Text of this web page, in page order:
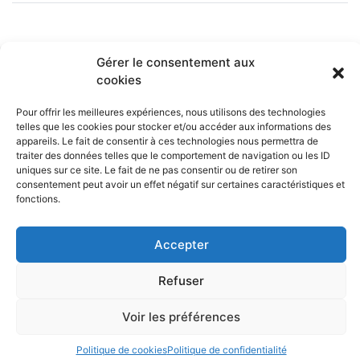
Gérer le consentement aux
cookies
Pour offrir les meilleures expériences, nous utilisons des technologies
telles que les cookies pour stocker et/ou accéder aux informations des
appareils. Le fait de consentir à ces technologies nous permettra de
traiter des données telles que le comportement de navigation ou les ID
uniques sur ce site. Le fait de ne pas consentir ou de retirer son
consentement peut avoir un effet négatif sur certaines caractéristiques et
fonctions.
Accepter
Refuser
Voir les préférences
Politique de cookiesPolitique de confidentialité
CAESUG
25 avenue des
Martyrs
BP 166
38042 Grenoble
Cedex 9
nous écrire
EN SAVOIR PLUS
L’ASSOCIATION
NEWSLETTERS
RÉSEAUX SOCIAUX